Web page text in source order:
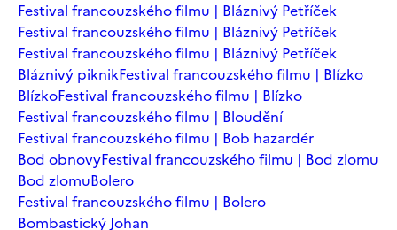
Festival francouzského filmu | Bláznivý Petříček
Festival francouzského filmu | Bláznivý Petříček
Festival francouzského filmu | Bláznivý Petříček
Bláznivý piknikFestival francouzského filmu | Blízko
BlízkoFestival francouzského filmu | Blízko
Festival francouzského filmu | Bloudění
Festival francouzského filmu | Bob hazardér
Bod obnovyFestival francouzského filmu | Bod zlomu
Bod zlomuBolero
Festival francouzského filmu | Bolero
Bombastický Johan